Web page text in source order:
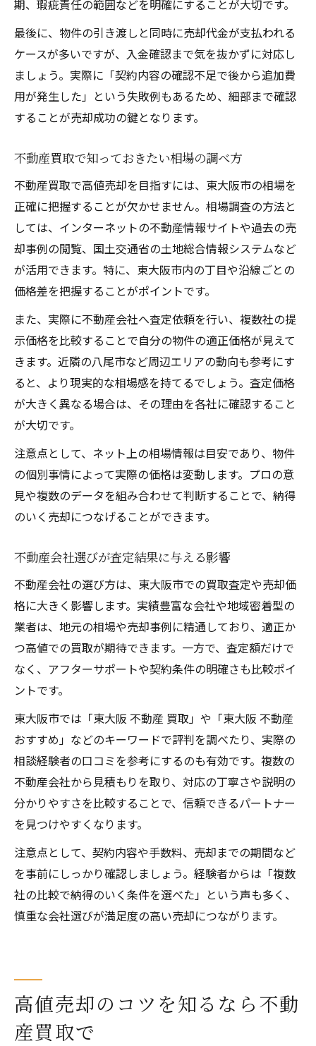
期、瑕疵責任の範囲などを明確にすることが大切です。
最後に、物件の引き渡しと同時に売却代金が支払われる
ケースが多いですが、入金確認まで気を抜かずに対応し
ましょう。実際に「契約内容の確認不足で後から追加費
用が発生した」という失敗例もあるため、細部まで確認
することが売却成功の鍵となります。
不動産買取で知っておきたい相場の調べ方
不動産買取で高値売却を目指すには、東大阪市の相場を
正確に把握することが欠かせません。相場調査の方法と
しては、インターネットの不動産情報サイトや過去の売
却事例の閲覧、国土交通省の土地総合情報システムなど
が活用できます。特に、東大阪市内の丁目や沿線ごとの
価格差を把握することがポイントです。
また、実際に不動産会社へ査定依頼を行い、複数社の提
示価格を比較することで自分の物件の適正価格が見えて
きます。近隣の八尾市など周辺エリアの動向も参考にす
ると、より現実的な相場感を持てるでしょう。査定価格
が大きく異なる場合は、その理由を各社に確認すること
が大切です。
注意点として、ネット上の相場情報は目安であり、物件
の個別事情によって実際の価格は変動します。プロの意
見や複数のデータを組み合わせて判断することで、納得
のいく売却につなげることができます。
不動産会社選びが査定結果に与える影響
不動産会社の選び方は、東大阪市での買取査定や売却価
格に大きく影響します。実績豊富な会社や地域密着型の
業者は、地元の相場や売却事例に精通しており、適正か
つ高値での買取が期待できます。一方で、査定額だけで
なく、アフターサポートや契約条件の明確さも比較ポイ
ントです。
東大阪市では「東大阪 不動産 買取」や「東大阪 不動産
おすすめ」などのキーワードで評判を調べたり、実際の
相談経験者の口コミを参考にするのも有効です。複数の
不動産会社から見積もりを取り、対応の丁寧さや説明の
分かりやすさを比較することで、信頼できるパートナー
を見つけやすくなります。
注意点として、契約内容や手数料、売却までの期間など
を事前にしっかり確認しましょう。経験者からは「複数
社の比較で納得のいく条件を選べた」という声も多く、
慎重な会社選びが満足度の高い売却につながります。
高値売却のコツを知るなら不動
産買取で